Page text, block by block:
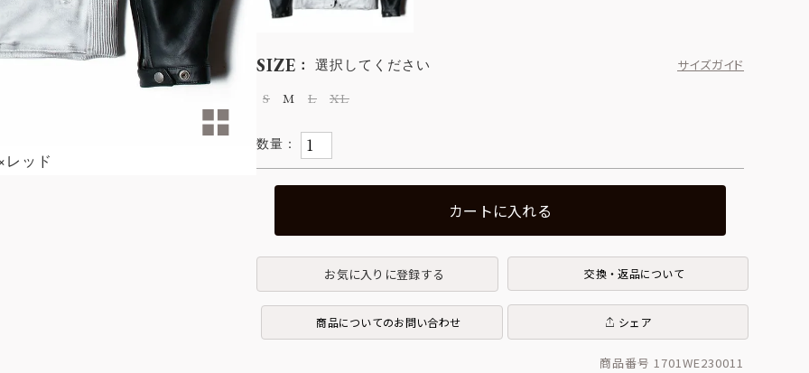
ッド
SIZE 選択してください
サイズガイド
S
M L XL
カートに入れる
お気に入りに登録する 交換・返品について
商品についてのお問い合わせ シェア
商品番号 1701WE230011